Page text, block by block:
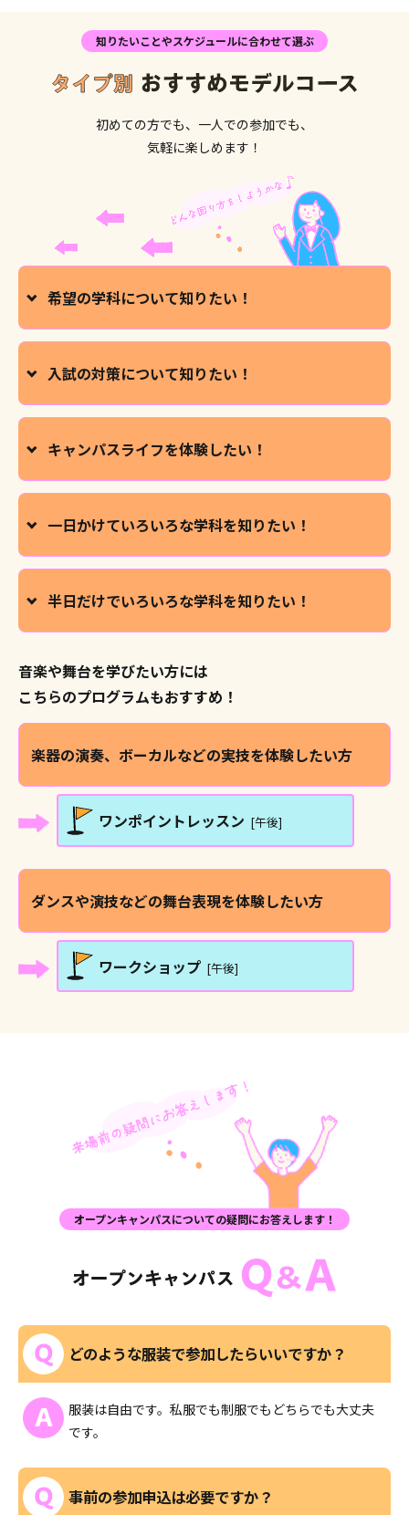
知りたいことやスケジュールに合わせて選ぶ
初めての方でも、一人での参加でも、
気軽に楽しめます！
希望の学科について知りたい！
入試の対策について知りたい！
キャンパスライフを体験したい！
一日かけていろいろな学科を知りたい！
半日だけでいろいろな学科を知りたい！
音楽や舞台を学びたい方には
こちらのプログラムもおすすめ！
楽器の演奏、ボーカルなどの実技を体験したい方
ワンポイントレッスン [午後]
ダンスや演技などの舞台表現を体験したい方
ワークショップ [午後]
オープンキャンパスについての疑問にお答えします！
どのような服装で参加したらいいですか？
服装は自由です。私服でも制服でもどちらでも大丈夫
です。
事前の参加申込は必要ですか？